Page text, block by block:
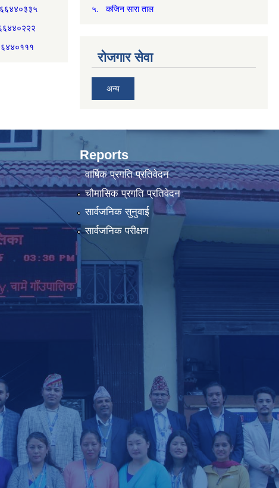
५. कजिन सारा ताल
रोजगार सेवा
अन्य
Reports
वार्षिक प्रगति प्रतिवेदन
चौमासिक प्रगति प्रतिवेदन
सार्वजनिक सुनुवाई
सार्वजनिक परीक्षण